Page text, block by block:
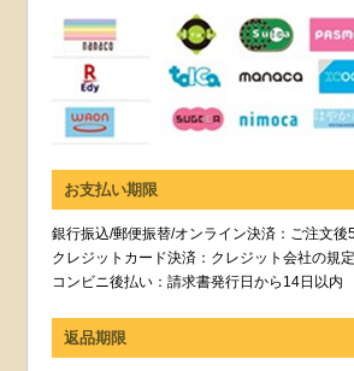
お支払い期限
銀行振込/郵便振替/オンライン決済：ご注文後
クレジットカード決済：クレジット会社の規
コンビニ後払い：請求書発行日から14日以内
返品期限